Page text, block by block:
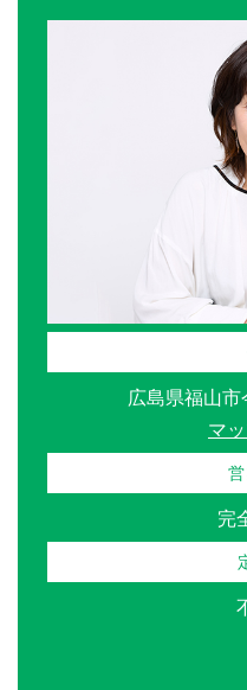
広島県福山市
マ
完